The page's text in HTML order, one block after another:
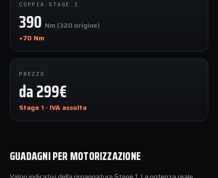
COPPIA STAGE 1
390 Nm (320 origine)
+70 Nm
PREZZO
da 299€
Stage 1 · IVA assolta
GUADAGNI PER MOTORIZZAZIONE